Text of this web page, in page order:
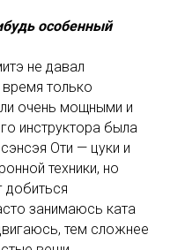
особенный
не давал
только
очень мощными и
инструктора была
Оти — цуки и
техники, но
добиться
занимаюсь ката
тем сложнее